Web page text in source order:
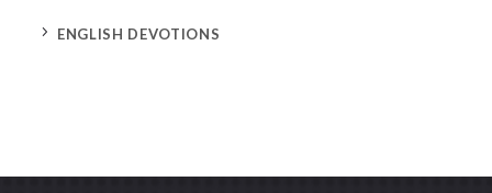
5 ENGLISH DEVOTIONS